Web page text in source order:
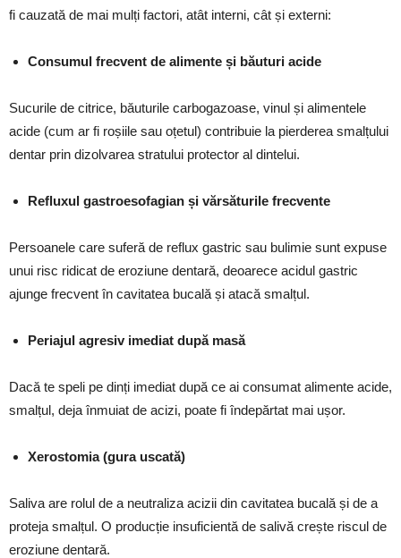
fi cauzată de mai mulți factori, atât interni, cât și externi:
Consumul frecvent de alimente și băuturi acide
Sucurile de citrice, băuturile carbogazoase, vinul și alimentele
acide (cum ar fi roșiile sau oțetul) contribuie la pierderea smalțului
dentar prin dizolvarea stratului protector al dintelui.
Refluxul gastroesofagian și vărsăturile frecvente
Persoanele care suferă de reflux gastric sau bulimie sunt expuse
unui risc ridicat de eroziune dentară, deoarece acidul gastric
ajunge frecvent în cavitatea bucală și atacă smalțul.
Periajul agresiv imediat după masă
Dacă te speli pe dinți imediat după ce ai consumat alimente acide,
smalțul, deja înmuiat de acizi, poate fi îndepărtat mai ușor.
Xerostomia (gura uscată)
Saliva are rolul de a neutraliza acizii din cavitatea bucală și de a
proteja smalțul. O producție insuficientă de salivă crește riscul de
eroziune dentară.